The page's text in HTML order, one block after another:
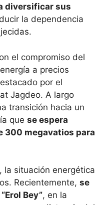
diversificar sus
la dependencia
el compromiso del
a precios
por el
Jagdeo. A largo
transición hacia un
que se espera
300 megavatios para
la situación energética
Recientemente, se
Bey”, en la